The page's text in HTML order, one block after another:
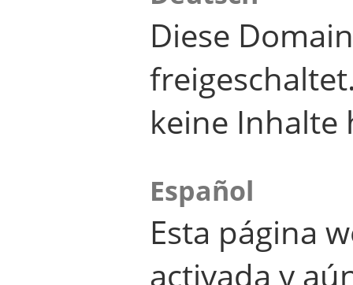
Diese
keine Inhalte
Español
Esta página
activada y